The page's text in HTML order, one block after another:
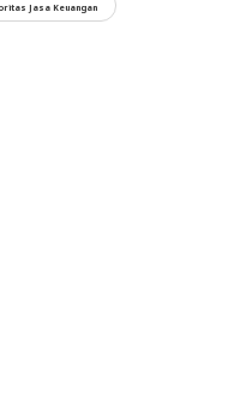
Jasa Keuangan